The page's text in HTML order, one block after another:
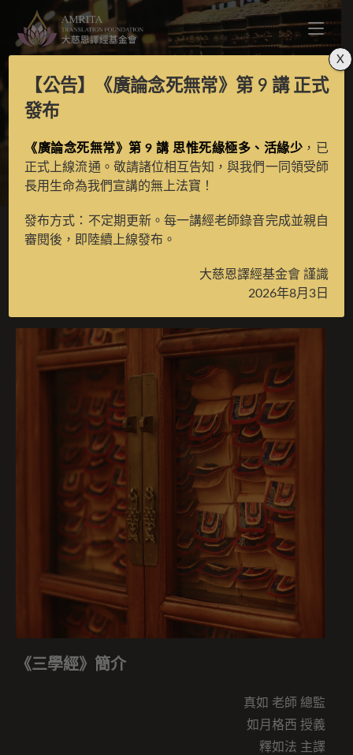
> 月光藏 > 譯場檀越名錄
三學經
《三學經》簡介
真如 老師 總監
如月格西 授義
釋如法 主譯
【公告】 《廣論念死無常》第 9 講正式
發布
《廣論念死無常》第 9 講 思惟死緣極多、活緣少 ，已
正式上線流通。敬請諸位相互告知，與我們一同領受師
長用生命為我們宣講的無上法寶！
發布方式：不定期更新。每一講經老師錄音完成並親自
審閱後，即陸續上線發布。
大慈恩譯經基金會 謹識
2026年8月3日
X